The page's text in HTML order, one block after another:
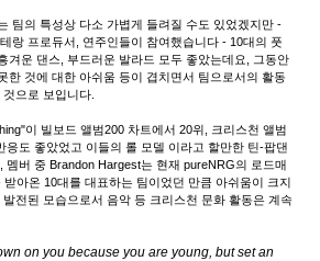
팀의 특성상 다소 가볍게 들려질 수도 있었겠지만 -
랑 프로듀서, 연주인들이 참여했습니다 - 10대의 풋
겨운 댄스, 부드러운 발라드 모두 좋았는데요, 그동안
한 것에 대한 아쉬움 등이 겹치면서 팀으로서의 활동
으로 보입니다.
이 빌보드 앨범200 차트에서 20위, 크리스천 앨범
응도 좋았었고 이들의 롤 모델 이라고 할만한 틴-팝댄
멤버 중 Brandon Hargest는 현재 pureNRG의 로드매
아온 10대를 대표하는 팀이었던 만큼 아쉬움이 크지
전된 모습으로서 음악 등 크리스천 문화 활동은 계속
on you because you are young, but set an